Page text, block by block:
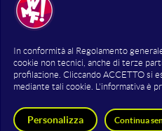
Ecosistema è una delle
dell'Open Innovation.
nella nostra strategia di
stakeholder, vedremo degli
ecosistema.